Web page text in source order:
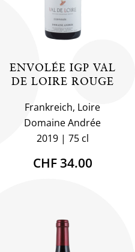
ENVOLÉE IGP VAL
DE LOIRE ROUGE
Frankreich, Loire
Domaine Andrée
2019
75 cl
CHF 34.00